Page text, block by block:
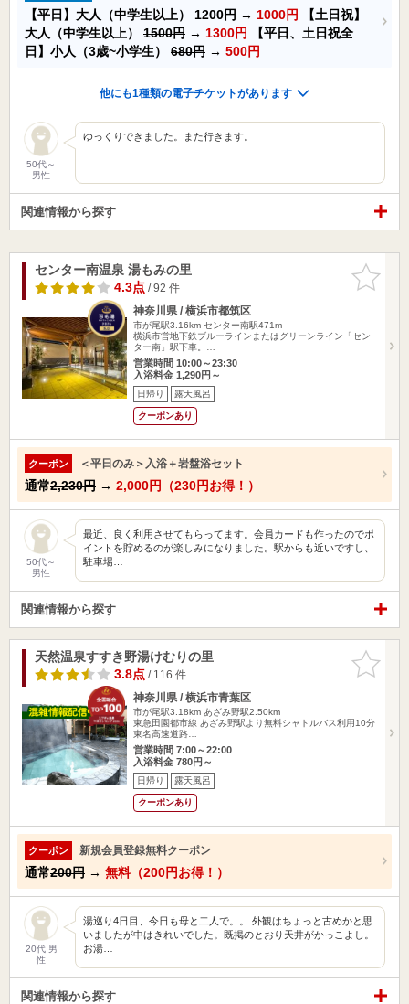
【平日】大人（中学生以上） 1200円 → 1000円
【土日祝】
大人（中学生以上） 1500円 → 1300円
【平日、土日祝全
日】小人（3歳~小学生） 680円 → 500円
他にも1種類の電子チケットがあります
50代～
男性
ゆっくりできました。また行きます。
関連情報から探す
お気に入
りに追加
センター南温泉 湯もみの里
4.3点/ 92 件
神奈川県 / 横浜市都筑区
市が尾駅3.16km センター南駅471m
横浜市営地下鉄ブルーラインまたはグリーンライン「セン
ター南」駅下車。…
営業時間 10:00～23:30
入浴料金 1,290円～
日帰り 露天風呂
クーポンあり
クーポン ＜平日のみ＞入浴＋岩盤浴セット
通常2,230円 → 2,000円（230円お得！）
50代～
男性
最近、良く利用させてもらってます。会員カードも作ったのでポ
イントを貯めるのが楽しみになりました。駅からも近いですし、
駐車場…
関連情報から探す
お気に入
りに追加
天然温泉すすき野湯けむりの里
3.8点/ 116 件
神奈川県 / 横浜市青葉区
市が尾駅3.18km あざみ野駅2.50km
東急田園都市線 あざみ野駅より無料シャトルバス利用10分
東名高速道路…
営業時間 7:00～22:00
入浴料金 780円～
日帰り 露天風呂
クーポンあり
クーポン 新規会員登録無料クーポン
通常200円 → 無料（200円お得！）
20代 男
性
湯巡り4日目、今日も母と二人で。。 外観はちょっと古めかと思
いましたが中はきれいでした。既掲のとおり天井がかっこよし。
お湯…
関連情報から探す